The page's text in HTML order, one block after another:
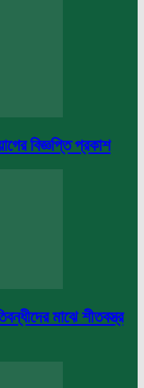
বিজ্ঞপ্তি প্রকাশ
মাঝে শীতবস্ত্র